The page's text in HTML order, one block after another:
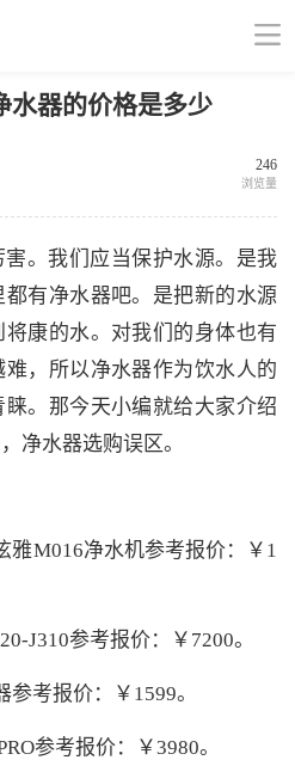
水器的价格是多少
246
浏览量
。我们应当保护水源。是我
有净水器吧。是把新的水源
康的水。对我们的身体也有
，所以净水器作为饮水人的
。那今天小编就给大家介绍
净水器选购误区。
雅M016净水机参考报价：￥1
J310参考报价：￥7200。
考报价：￥1599。
参考报价：￥3980。